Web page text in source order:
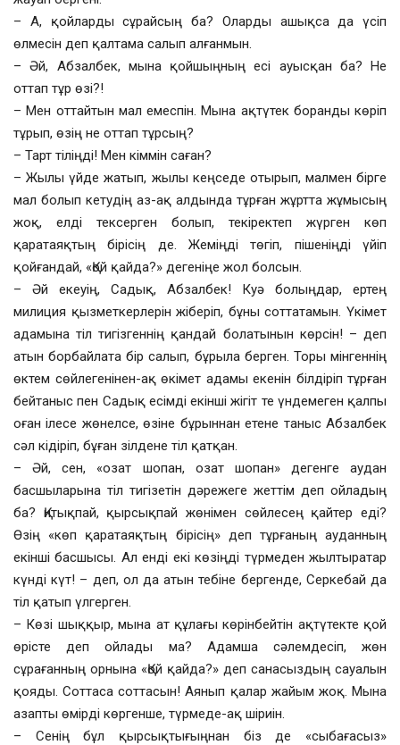
– А, қойларды сұрайсың ба? Оларды ашықса да үсіп
өлмесін деп қалтама салып алғанмын.
– Әй, Абзалбек, мына қойшыңның есі ауысқан ба? Не
оттап тұр өзі?!
– Мен оттайтын мал емеспін. Мына ақтүтек боранды көріп
тұрып, өзің не оттап тұрсың?
– Тарт тіліңді! Мен кіммін саған?
– Жылы үйде жатып, жылы кеңседе отырып, малмен бірге
мал болып кетудің аз-ақ алдында тұрған жұртта жұмысың
жоқ, елді тексерген болып, текіректеп жүрген көп
қаратаяқтың бірісің де. Жеміңді төгіп, пішеніңді үйіп
қойғандай, «Қой қайда?» дегеніңе жол болсын.
– Әй екеуің, Садық, Абзалбек! Куә болыңдар, ертең
милиция қызметкерлерін жіберіп, бұны соттатамын. Үкімет
адамына тіл тигізгеннің қандай болатынын көрсін! – деп
атын борбайлата бір салып, бұрыла берген. Торы мінгеннің
өктем сөйлегенінен-ақ өкімет адамы екенін білдіріп тұрған
бейтаныс пен Садық есімді екінші жігіт те үндемеген қалпы
оған ілесе жөнелсе, өзіне бұрыннан етене таныс Абзалбек
сәл кідіріп, бұған зілдене тіл қатқан.
– Әй, сен, «озат шопан, озат шопан» дегенге аудан
басшыларына тіл тигізетін дәрежеге жеттім деп ойладың
ба? Қитықпай, қырсықпай жөнімен сөйлесең қайтер еді?
Өзің «көп қаратаяқтың бірісің» деп тұрғаның ауданның
екінші басшысы. Ал енді екі көзіңді түрмеден жылтыратар
күнді күт! – деп, ол да атын тебіне бергенде, Серкебай да
тіл қатып үлгерген.
– Көзі шыққыр, мына ат құлағы көрінбейтін ақтүтекте қой
өрісте деп ойлады ма? Адамша сәлемдесіп, жөн
сұрағанның орнына «Қой қайда?» деп санасыздың сауалын
қояды. Соттаса соттасын! Аянып қалар жайым жоқ. Мына
азапты өмірді көргенше, түрмеде-ақ шіриін.
– Сенің бұл қырсықтығыңнан біз де «сыбағасыз»